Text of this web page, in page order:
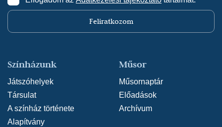
Feliratkozom
Színházunk
Játszóhelyek
Társulat
A színház története
Alapítvány
Műsor
Műsornaptár
Előadások
Archívum